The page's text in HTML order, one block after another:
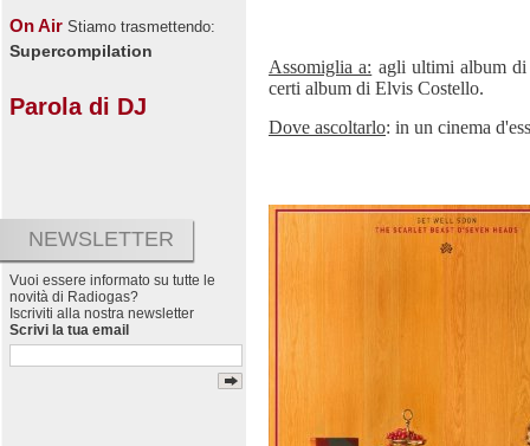
On Air Stiamo trasmettendo:
Supercompilation
Parola di DJ
NEWSLETTER
Vuoi essere informato su tutte le
novità di Radiogas?
Iscriviti alla nostra newsletter
Scrivi la tua email
Assomiglia a: agli ultimi album
certi album di Elvis Costello.
Dove ascoltarlo: in un cinema